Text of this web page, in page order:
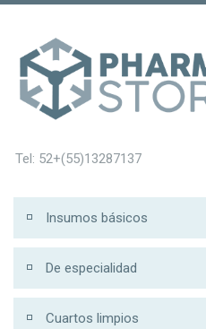
Tel: 52+(55)13287137
Insumos básicos
De especialidad
Cuartos limpios